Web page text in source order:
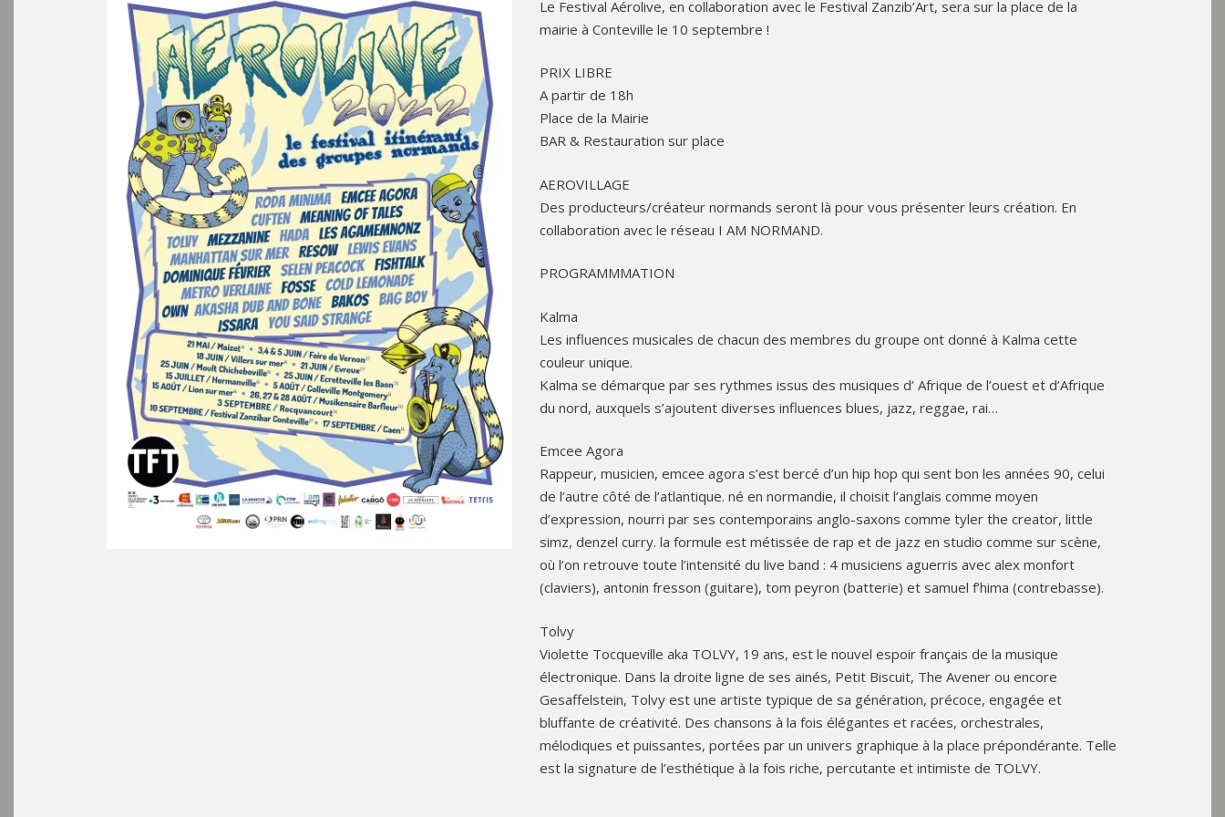
Le Festival Aérolive, en collaboration avec le Festival Zanzib’Art, sera sur la place de la
mairie à Conteville le 10 septembre !
PRIX LIBRE
A partir de 18h
Place de la Mairie
BAR & Restauration sur place
AEROVILLAGE
Des producteurs/créateur normands seront là pour vous présenter leurs création. En
collaboration avec le réseau I AM NORMAND.
PROGRAMMMATION
Kalma
Les influences musicales de chacun des membres du groupe ont donné à Kalma cette
couleur unique.
Kalma se démarque par ses rythmes issus des musiques d’ Afrique de l’ouest et d’Afrique
du nord, auxquels s’ajoutent diverses influences blues, jazz, reggae, rai…
Emcee Agora
Rappeur, musicien, emcee agora s’est bercé d’un hip hop qui sent bon les années 90, celui
de l’autre côté de l’atlantique. né en normandie, il choisit l’anglais comme moyen
d’expression, nourri par ses contemporains anglo-saxons comme tyler the creator, little
simz, denzel curry. la formule est métissée de rap et de jazz en studio comme sur scène,
où l’on retrouve toute l’intensité du live band : 4 musiciens aguerris avec alex monfort
(claviers), antonin fresson (guitare), tom peyron (batterie) et samuel f’hima (contrebasse).
Tolvy
Violette Tocqueville aka TOLVY, 19 ans, est le nouvel espoir français de la musique
électronique. Dans la droite ligne de ses ainés, Petit Biscuit, The Avener ou encore
Gesaffelstein, Tolvy est une artiste typique de sa génération, précoce, engagée et
bluffante de créativité. Des chansons à la fois élégantes et racées, orchestrales,
mélodiques et puissantes, portées par un univers graphique à la place prépondérante. Telle
est la signature de l’esthétique à la fois riche, percutante et intimiste de TOLVY.